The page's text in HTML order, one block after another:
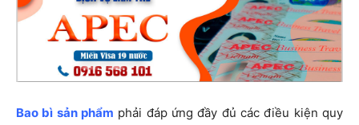
Bao bì sản phẩm phải đáp ứng đầy đủ các điều kiện quy